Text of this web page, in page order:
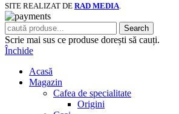
SITE REALIZAT DE RAD MEDIA
Search
Scrie mai sus ce produse dorești să cauți.
Închide
Acasă
Magazin
Cafea de specialitate
Origini